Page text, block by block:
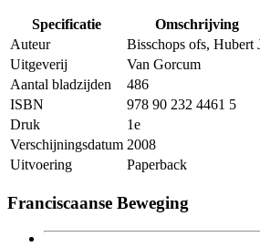
Specificatie
Omschrijving
Auteur
Bisschops ofs, Hubert
Uitgeverij
Van Gorcum
Aantal bladzijden
486
ISBN
978 90 232 4461 5
Druk
1e
Verschijningsdatum 2008
Uitvoering
Paperback
Franciscaanse Beweging